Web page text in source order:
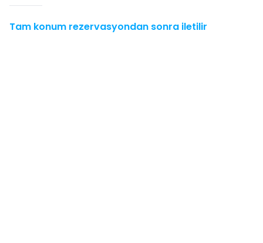
Tam konum rezervasyondan sonra iletilir